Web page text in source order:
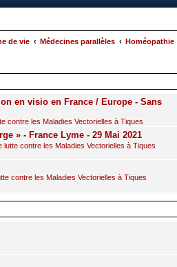
de vie Médecines parallèles Homéopathie
en visio en France / Europe - Sans
contre les Maladies Vectorielles à Tiques
» - France Lyme - 29 Mai 2021
contre les Maladies Vectorielles à Tiques
contre les Maladies Vectorielles à Tiques